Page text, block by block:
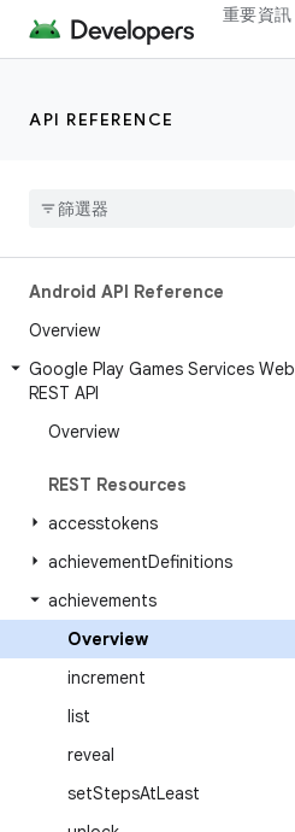
重要資訊
API REFERENCE
Android API Reference
Overview
Google Play Games Services Web
REST API
Overview
REST Resources
accesstokens
achievementDefinitions
achievements
Overview
increment
list
reveal
setStepsAtLeast